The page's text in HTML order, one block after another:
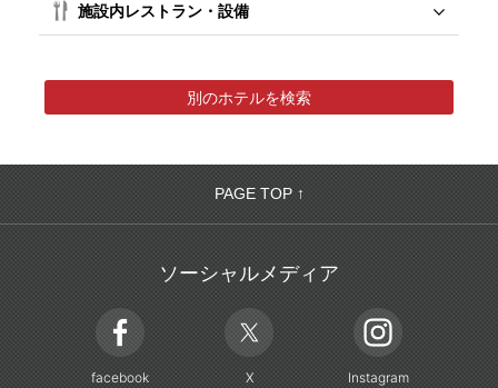
施設内レストラン・設備
別のホテルを検索
PAGE TOP ↑
ソーシャルメディア
facebook X Instagram